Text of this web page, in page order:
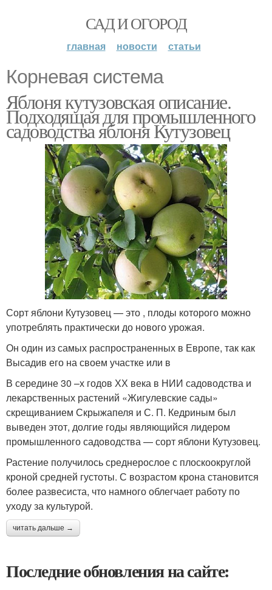
САД И ОГОРОД
главная новости статьи
Корневая система
Яблоня кутузовская описание.
Подходящая для промышленного
садоводства яблоня Кутузовец
Сорт яблони Кутузовец — это , плоды которого можно
употреблять практически до нового урожая.
Он один из самых распространенных в Европе, так как
Высадив его на своем участке или в
В середине 30 –х годов ХХ века в НИИ садоводства и
лекарственных растений «Жигулевские сады»
скрещиванием Скрыжапеля и С. П. Кедриным был
выведен этот, долгие годы являющийся лидером
промышленного садоводства — сорт яблони Кутузовец.
Растение получилось среднерослое с плоскоокруглой
кроной средней густоты. С возрастом крона становится
более развесиста, что намного облегчает работу по
уходу за культурой.
читать дальше →
Последние обновления на сайте: